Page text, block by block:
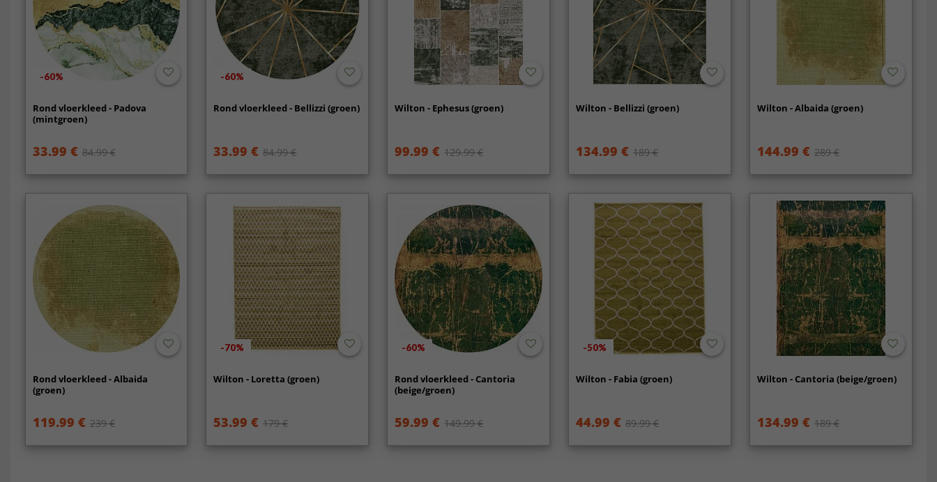
-60%
Rond vloerkleed - Padova
(mintgroen)
33.99 € 84.99 €
-60%
Rond vloerkleed - Bellizzi (groen)
33.99 € 84.99 €
Wilton - Ephesus (groen)
99.99 € 129.99 €
Wilton - Bellizzi (groen)
134.99 € 189 €
Wilton - Albaida (groen)
144.99 € 289 €
Rond vloerkleed - Albaida
(groen)
119.99 € 239 €
-70%
Wilton - Loretta (groen)
53.99 € 179 €
-60%
Rond vloerkleed - Cantoria
(beige/groen)
59.99 € 149.99 €
-50%
Wilton - Fabia (groen)
44.99 € 89.99 €
Wilton - Cantoria (beige/groen)
134.99 € 189 €